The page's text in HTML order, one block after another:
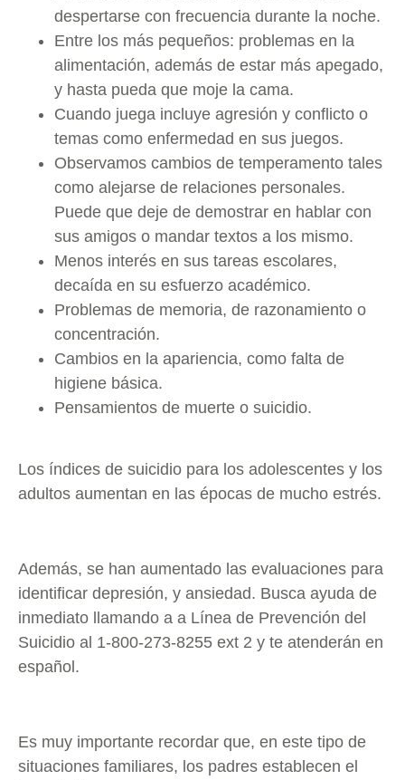
despertarse con frecuencia durante la noche.
Entre los más pequeños: problemas en la
alimentación, además de estar más apegado,
y hasta pueda que moje la cama.
Cuando juega incluye agresión y conflicto o
temas como enfermedad en sus juegos.
Observamos cambios de temperamento tales
como alejarse de relaciones personales.
Puede que deje de demostrar en hablar con
sus amigos o mandar textos a los mismo.
Menos interés en sus tareas escolares,
decaída en su esfuerzo académico.
Problemas de memoria, de razonamiento o
concentración.
Cambios en la apariencia, como falta de
higiene básica.
Pensamientos de muerte o suicidio.
Los índices de suicidio para los adolescentes y los
adultos aumentan en las épocas de mucho estrés.
Además, se han aumentado las evaluaciones para
identificar depresión, y ansiedad. Busca ayuda de
inmediato llamando a a Línea de Prevención del
Suicidio al 1-800-273-8255 ext 2 y te atenderán en
español.
Es muy importante recordar que, en este tipo de
situaciones familiares, los padres establecen el